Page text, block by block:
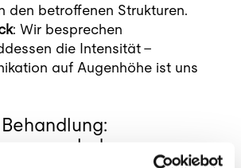
den betroffenen Strukturen.
: Wir besprechen
die Intensität –
auf Augenhöhe ist uns
nach der